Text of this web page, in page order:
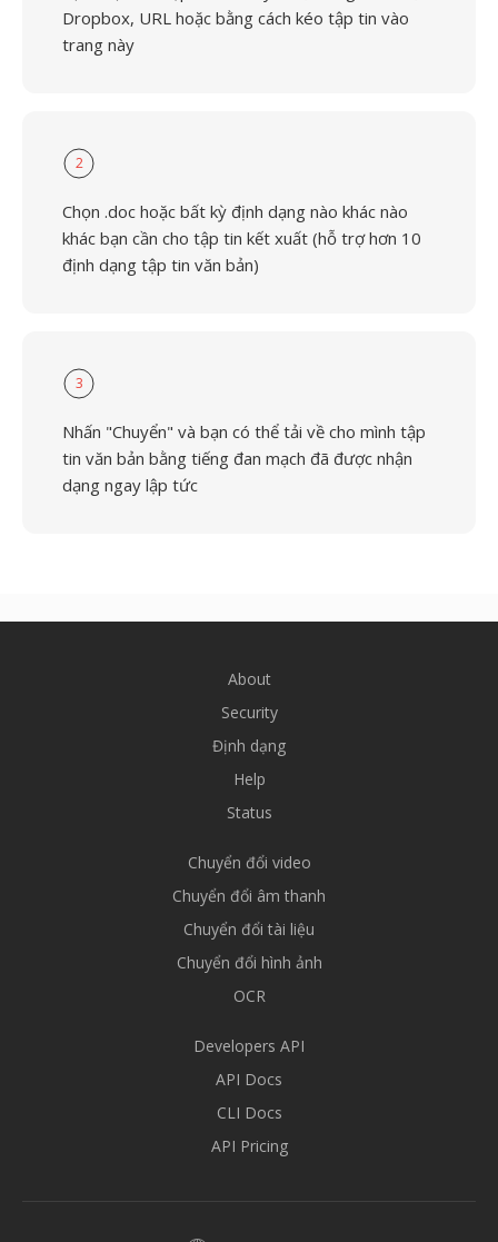
Dropbox, URL hoặc bằng cách kéo tập tin vào
trang này
2
Chọn .doc hoặc bất kỳ định dạng nào khác nào
khác bạn cần cho tập tin kết xuất (hỗ trợ hơn 10
định dạng tập tin văn bản)
3
Nhấn "Chuyển" và bạn có thể tải về cho mình tập
tin văn bản bằng tiếng đan mạch đã được nhận
dạng ngay lập tức
About
Security
Định dạng
Help
Status
Chuyển đổi video
Chuyển đổi âm thanh
Chuyển đổi tài liệu
Chuyển đổi hình ảnh
OCR
Developers API
API Docs
CLI Docs
API Pricing